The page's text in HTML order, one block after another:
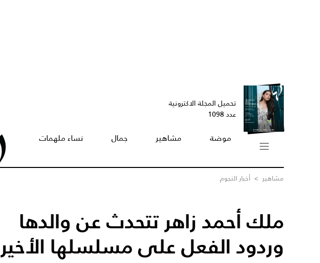
تحميل المجلة الاكترونية
عدد 1098
موضة مشاهير جمال نساء ملهمات
مشاهير > أخبار النجوم
ملك أحمد زاهر تتحدث عن والدها
وردود الفعل على مسلسلها الأخير